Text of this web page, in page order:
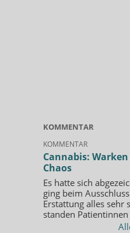
KOMMENTAR
KOMMENTAR
Cannabis:
Chaos
Es hatte sich
ging beim
Erstattung alles sehr
standen